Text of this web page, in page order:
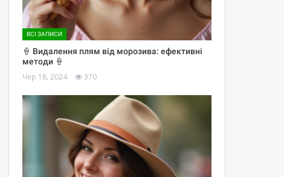
ВСІ ЗАПИСИ
🍦 Видалення плям від морозива: ефективні
методи 🍦
Чер 18, 2024 370